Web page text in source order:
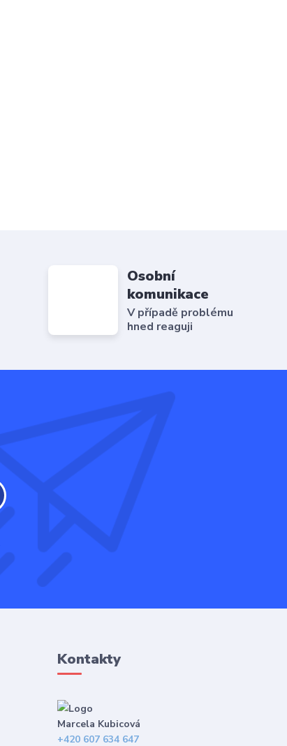
Osobní
komunikace
V případě problému
hned reaguji
Kontakty
Marcela Kubicová
+420 607 634 647